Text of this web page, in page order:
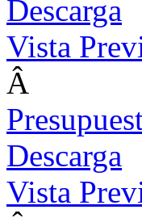
Descarga
Vista
Â
Descarga
Vista